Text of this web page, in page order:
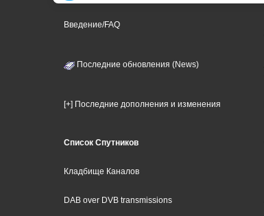
Введение/FAQ
Последние обновления (News)
[+] Последние дополнения и изменения
Список Спутников
Кладбище Каналов
DAB over DVB transmissions